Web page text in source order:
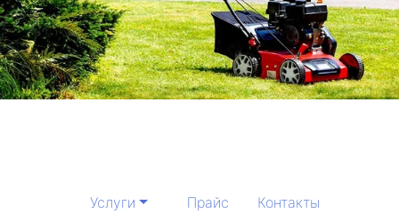
Услуги Прайс Контакты